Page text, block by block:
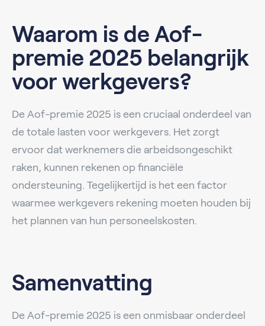
Waarom is de Aof-
premie 2025 belangrijk
voor werkgevers?
De Aof-premie 2025 is een cruciaal onderdeel van
de totale lasten voor werkgevers. Het zorgt
ervoor dat werknemers die arbeidsongeschikt
raken, kunnen rekenen op financiële
ondersteuning. Tegelijkertijd is het een factor
waarmee werkgevers rekening moeten houden bij
het plannen van hun personeelskosten.
Samenvatting
De Aof-premie 2025 is een onmisbaar onderdeel